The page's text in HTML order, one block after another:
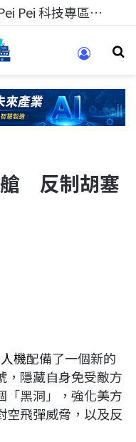
科技人的經驗傳承地！在 Pei Pei 科技專區，與學弟妹交流最硬核的技術
反制胡塞
機配備了一個新的
，隱藏自身免受敵方
「黑洞」，強化美方
空飛彈威脅，以及反